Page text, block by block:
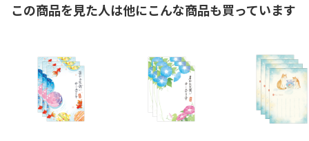
この商品を見た人は他にこんな商品も買っています